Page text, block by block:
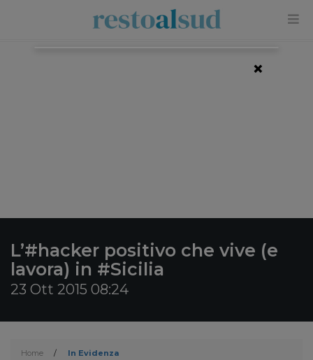
L’#hacker positivo che vive (e
lavora) in #Sicilia
23 Ott 2015 08:24
Home / In Evidenza
×